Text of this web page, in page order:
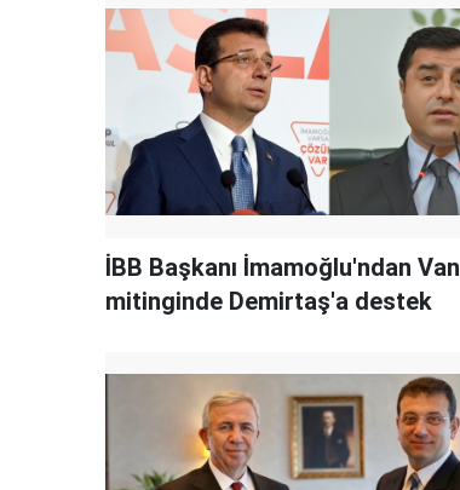
İBB Başkanı İmamoğlu'ndan Van
mitinginde Demirtaş'a destek